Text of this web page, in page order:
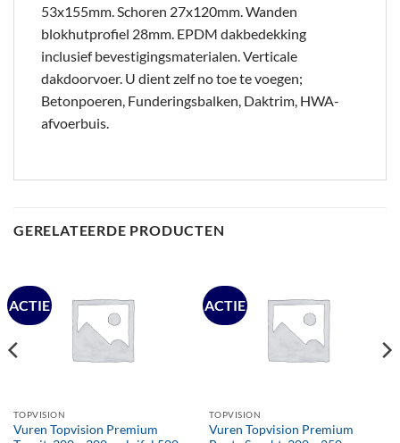
53x155mm. Schoren 27x120mm. Wanden
blokhutprofiel 28mm. EPDM dakbedekking
inclusief bevestigingsmaterialen. Verticale
dakdoorvoer. U dient zelf no toe te voegen;
Betonpoeren, Funderingsbalken, Daktrim, HWA-
afvoerbuis.
GERELATEERDE PRODUCTEN
ACTIE
TOPVISION
Vuren Topvision Premium
ACTIE
TOPVISION
Vuren Topvision Premium